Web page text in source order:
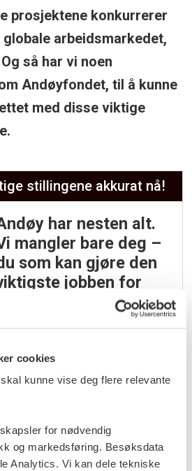
cookies
kunne vise deg flere relevante
for nødvendig
og markedsføring. Besøksdata
Analytics. Vi kan dele tekniske
sentralt for å lykkes
fremover, mener Olsen.
bolyst.
nettopp samarbeidet
spesielt viktig. Alt vi gjør,
med hele
med planene, er vi
ønsker å flytte til Andøy.
utgangspunkt – og så
arbeid her kan bli
prosjektene konkurrerer
arbeidsmarkedet,
så har vi noen
Andøyfondet, til å kunne
med disse viktige
stillingene akkurat nå!
har nesten alt.
mangler bare deg –
som kan gjøre den
jobben for
med helse og
i Andøy: Les